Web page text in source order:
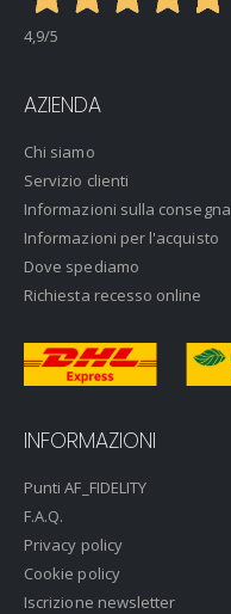
4,9/5
AZIENDA
Chi siamo
Servizio clienti
Informazioni sulla consegna
Informazioni per l'acquisto
Dove spediamo
Richiesta recesso online
INFORMAZIONI
Punti AF_FIDELITY
F.A.Q.
Privacy policy
Cookie policy
Iscrizione newsletter